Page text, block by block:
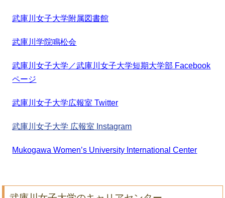
武庫川女子大学附属図書館
武庫川学院鳴松会
武庫川女子大学／武庫川女子大学短期大学部 Facebook
ページ
武庫川女子大学広報室 Twitter
武庫川女子大学 広報室 Instagram
Mukogawa Womenʼs University International Center